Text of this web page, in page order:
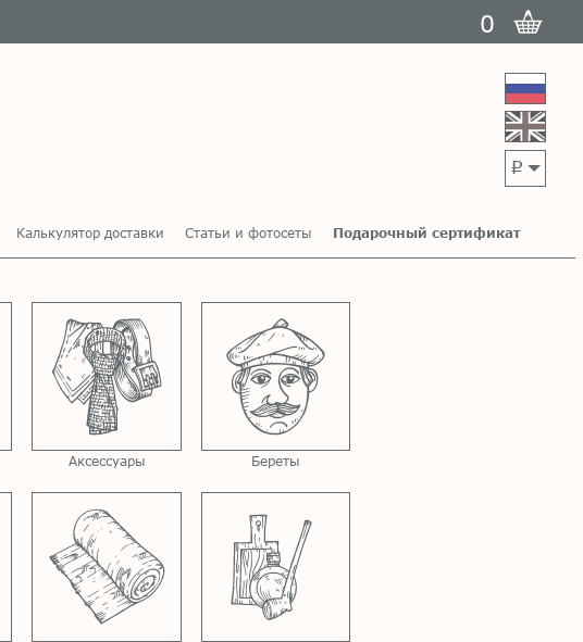
0
p
Калькулятор доставки Статьи и фотосеты Подарочный сертификат
Аксессуары Береты